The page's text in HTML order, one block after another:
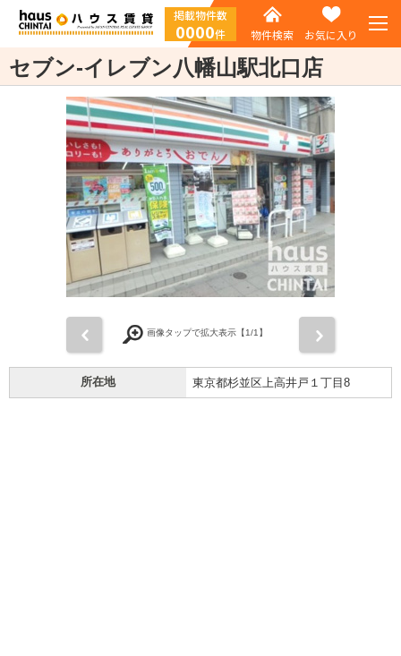
掲載物件数
0000件 物件検索 お気に入り
セブン-イレブン八幡山駅北口店
画像タップで拡大表示【1/1】
所在地 東京都杉並区上高井戸１丁目8